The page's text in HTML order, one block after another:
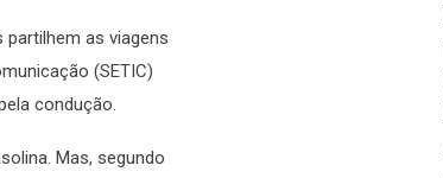
as viagens
(SETIC)
condução.
Mas, segundo